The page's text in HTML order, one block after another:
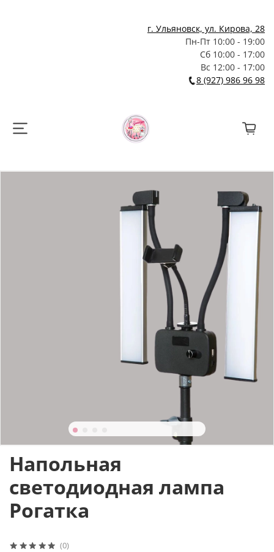
г. Ульяновск, ул. Кирова, 28
Пн-Пт 10:00 - 19:00
Сб 10:00 - 17:00
Вс 12:00 - 17:00
8 (927) 986 96 98
(0)
Напольная
светодиодная лампа
Рогатка